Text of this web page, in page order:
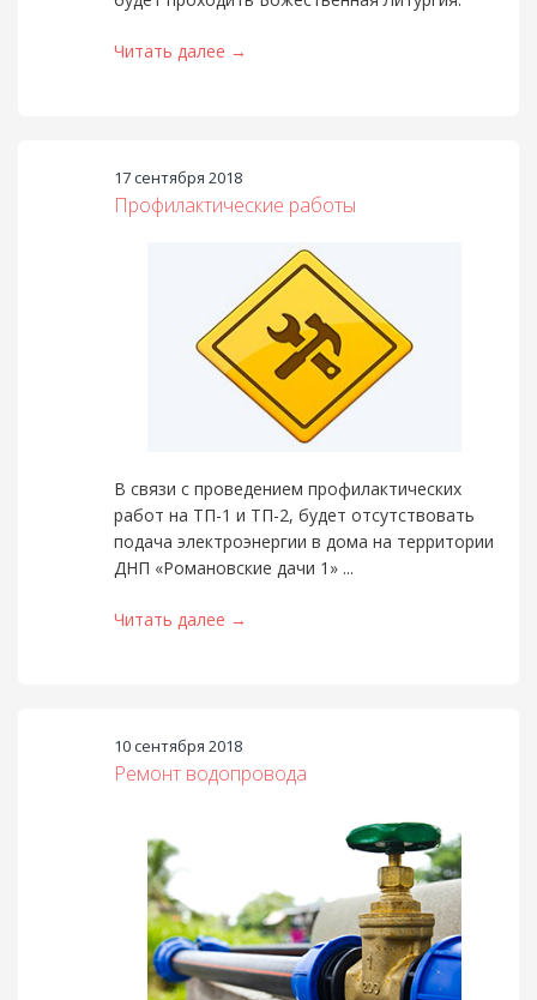
Читать далее →
17 сентября 2018
Профилактические работы
В связи с проведением профилактических
работ на ТП-1 и ТП-2, будет отсутствовать
подача электроэнергии в дома на территории
ДНП «Романовские дачи 1» ...
Читать далее →
10 сентября 2018
Ремонт водопровода